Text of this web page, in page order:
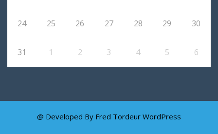
24 25 26 27 28 29 30
31 1 2 3 4 5 6
@ Developed By Fred Tordeur WordPress